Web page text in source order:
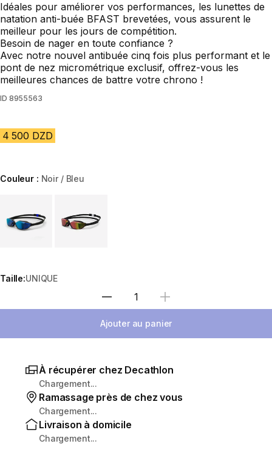
Idéales pour améliorer vos performances, les lunettes de
natation anti-buée BFAST brevetées, vous assurent le
meilleur pour les jours de compétition.
Besoin de nager en toute confiance ?
Avec notre nouvel antibuée cinq fois plus performant et le
pont de nez micrométrique exclusif, offrez-vous les
meilleures chances de battre votre chrono !
ID 8955563
4 500 DZD
Couleur : Noir / Bleu
Taille:UNIQUE
Sélectionnez la quantité
Ajouter au panier
À récupérer chez Decathlon
Chargement...
Ramassage près de chez vous
Chargement...
Livraison à domicile
Chargement...